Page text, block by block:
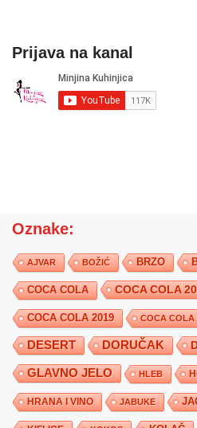
Prijava na kanal
Oznake:
AJVAR BOŽIĆ BRZO
COCA COLA COCA COLA
COCA COLA 2019 COCA COLA
DESERT DORUČAK
GLAVNO JELO HLEB
HRANA I VINO JABUKE